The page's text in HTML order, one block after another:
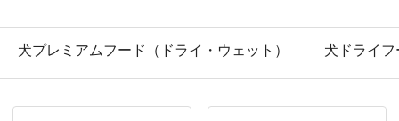
犬プレミアムフード（ドライ・ウェット） 犬ドライフ